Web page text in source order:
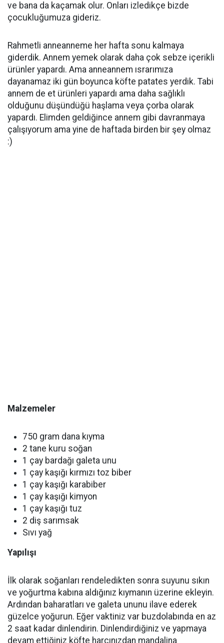
ve bana da kaçamak olur. Onları izledikçe bizde
çocukluğumuza gideriz.
Rahmetli anneanneme her hafta sonu kalmaya
giderdik. Annem yemek olarak daha çok sebze içerikli
ürünler yapardı. Ama anneannem ısrarımıza
dayanamaz iki gün boyunca köfte patates yerdik. Tabi
annem de et ürünleri yapardı ama daha sağlıklı
olduğunu düşündüğü haşlama veya çorba olarak
yapardı. Elimden geldiğince annem gibi davranmaya
çalışıyorum ama yine de haftada birden bir şey olmaz
:)
Malzemeler
750 gram dana kıyma
2 tane kuru soğan
1 çay bardağı galeta unu
1 çay kaşığı kırmızı toz biber
1 çay kaşığı karabiber
1 çay kaşığı kimyon
1 çay kaşığı tuz
2 diş sarımsak
Sıvı yağ
Yapılışı
İlk olarak soğanları rendeledikten sonra suyunu sıkın
ve yoğurtma kabına aldığınız kıymanın üzerine ekleyin.
Ardından baharatları ve galeta ununu ilave ederek
güzelce yoğurun. Eğer vaktiniz var buzdolabında en az
2 saat kadar dinlendirin. Dinlendirdiğiniz ve yapmaya
devam ettiğiniz köfte harcınızdan mandalina